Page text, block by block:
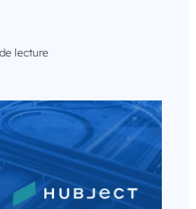
lecture